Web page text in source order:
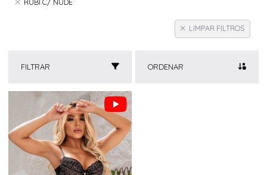
RUBI C/ NUDE
LIMPAR FILTROS
FILTRAR ORDENAR